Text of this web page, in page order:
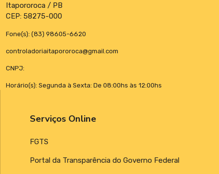
Itapororoca / PB
CEP: 58275-000
Fone(s): (83) 98605-6620
controladoriaitapororoca@gmail.com
CNPJ:
Horário(s): Segunda à Sexta: De 08:00hs às 12:00hs
Serviços Online
FGTS
Portal da Transparência do Governo Federal